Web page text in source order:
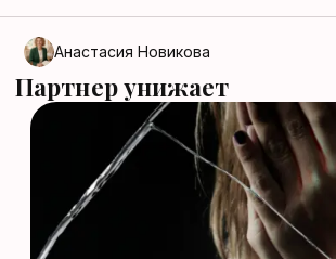
Анастасия Новикова
Партнер унижает